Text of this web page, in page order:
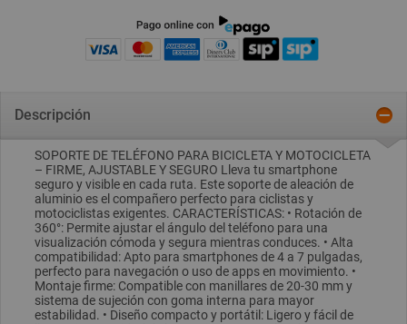
Descripción
SOPORTE DE TELÉFONO PARA BICICLETA Y MOTOCICLETA
– FIRME, AJUSTABLE Y SEGURO Lleva tu smartphone
seguro y visible en cada ruta. Este soporte de aleación de
aluminio es el compañero perfecto para ciclistas y
motociclistas exigentes. CARACTERÍSTICAS: • Rotación de
360°: Permite ajustar el ángulo del teléfono para una
visualización cómoda y segura mientras conduces. • Alta
compatibilidad: Apto para smartphones de 4 a 7 pulgadas,
perfecto para navegación o uso de apps en movimiento. •
Montaje firme: Compatible con manillares de 20-30 mm y
sistema de sujeción con goma interna para mayor
estabilidad. • Diseño compacto y portátil: Ligero y fácil de